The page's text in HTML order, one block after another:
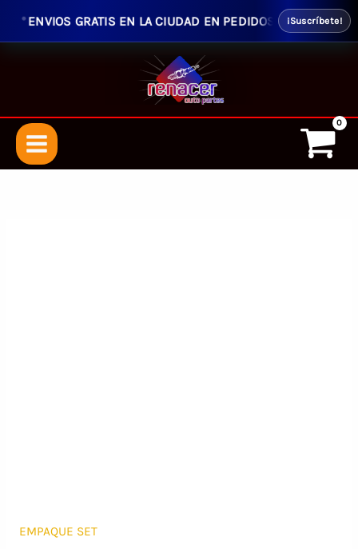
ENVIOS GRATIS EN LA CIUDAD EN PEDIDOS SUPERIORES
¡Suscríbete!
EMPAQUE SET